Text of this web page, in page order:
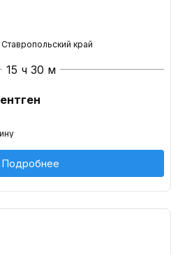
край
15 ч 30 м
Подробнее